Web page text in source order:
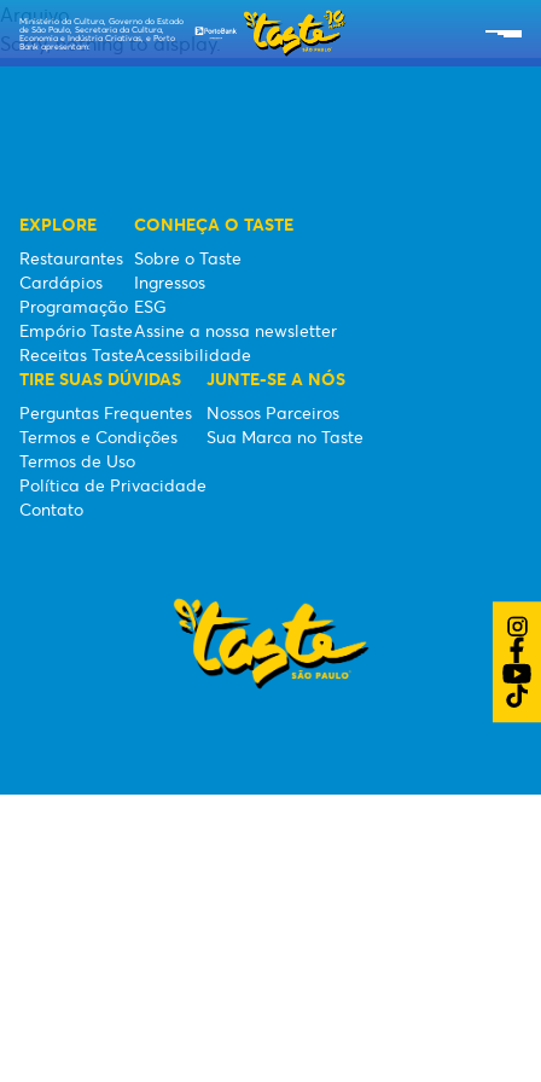
Ministério da Cultura, Governo do Estado
de São Paulo, Secretaria da Cultura,
Economia e Indústria Criativas, e Porto
Bank apresentam:
CARDÁPIOS
PROGRAMAÇÃO
RECEITAS TASTE
EMPÓRIO TASTE
TIPO DE INGRESSOS
Arquivo
Sorry, nothing to display.
EXPLORE
Restaurantes
Cardápios
Programação
Empório Taste
Receitas Taste
CONHEÇA O TASTE
Sobre o Taste
Ingressos
ESG
Assine a nossa newsletter
Acessibilidade
TIRE SUAS DÚVIDAS
Perguntas Frequentes
Termos e Condições
Termos de Uso
Política de Privacidade
Contato
JUNTE-SE A NÓS
Nossos Parceiros
Sua Marca no Taste